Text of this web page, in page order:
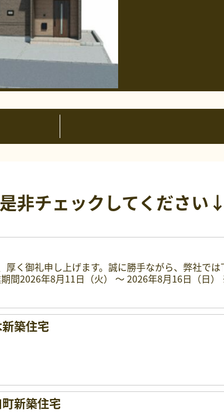
非チェックしてください↓
厚く御礼申し上げます。誠に勝手ながら、弊社で
間2026年8月11日（火） 〜 2026年8月16日（日
築住宅
新築住宅